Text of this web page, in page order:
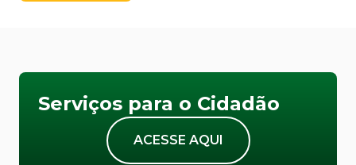
Serviços para o Cidadão
ACESSE AQUI